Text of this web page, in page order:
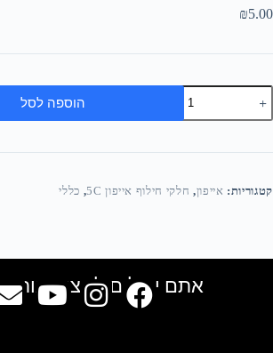
₪5.00
הוספה לסל
קטגוריות: אייפון, חלקי חילוף אייפון 5C , כללי
אתם יכולים למצוא